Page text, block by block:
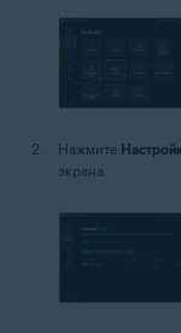
Нажмите
экрана.